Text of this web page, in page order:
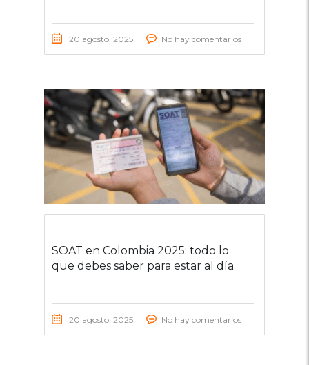
20 agosto, 2025 No hay comentarios
SOAT en Colombia 2025: todo lo
que debes saber para estar al día
20 agosto, 2025 No hay comentarios